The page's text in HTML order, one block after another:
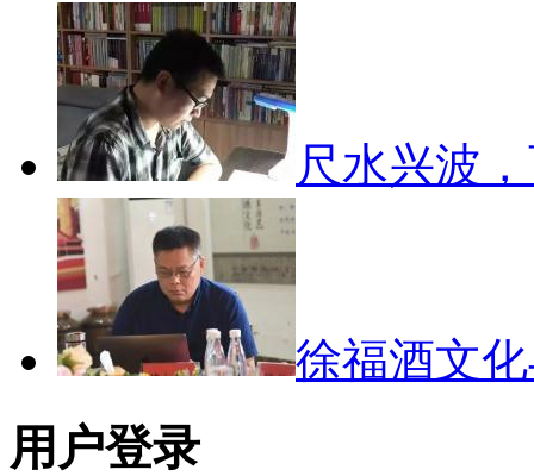
尺水兴波
徐福酒文
用户登录